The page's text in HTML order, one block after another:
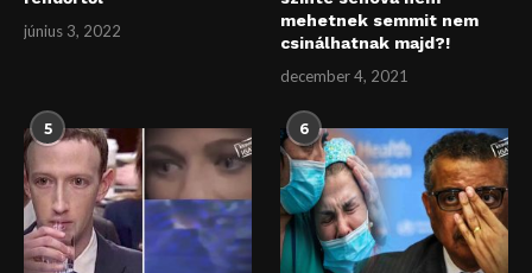
június 3, 2022
mehetnek semmit nem
csinálhatnak majd?!
december 4, 2021
5 6